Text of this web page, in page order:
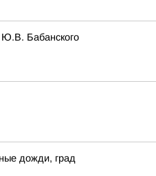
Ю.В. Бабанского
дожди, град